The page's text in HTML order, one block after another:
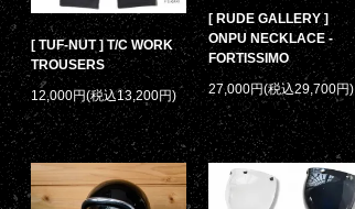
[ TUF-NUT ] T/C WORK
TROUSERS
12,000円(税込13,200円)
[ RUDE GALLERY ]
ONPU NECKLACE -
FORTISSIMO
27,000円(税込29,700円)